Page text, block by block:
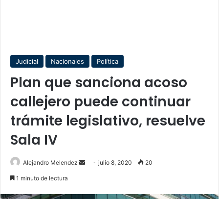
Judicial Nacionales Política
Plan que sanciona acoso
callejero puede continuar
trámite legislativo, resuelve
Sala IV
Alejandro Melendez
Sendjulio 8, 2020 20
1 minuto de lectura